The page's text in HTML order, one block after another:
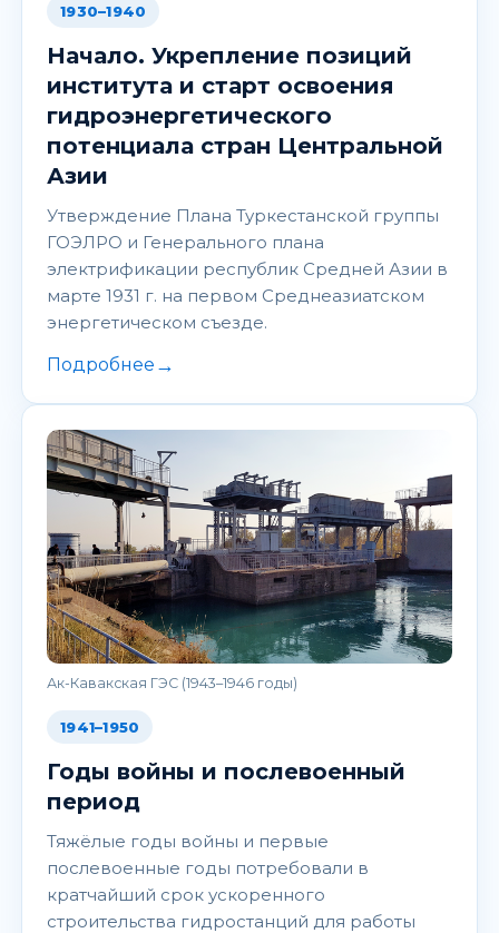
1930–1940
Начало. Укрепление позиций
института и старт освоения
гидроэнергетического
потенциала стран Центральной
Азии
Утверждение Плана Туркестанской группы
ГОЭЛРО и Генерального плана
электрификации республик Средней Азии в
марте 1931 г. на первом Среднеазиатском
энергетическом съезде.
Подробнее →
Ак-Кавакская ГЭС (1943–1946 годы)
1941–1950
Годы войны и послевоенный
период
Тяжёлые годы войны и первые
послевоенные годы потребовали в
кратчайший срок ускоренного
строительства гидростанций для работы